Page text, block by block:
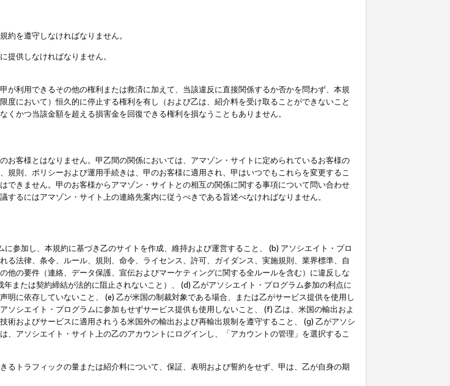
約を遵守しなければなりません。
提供しなければなりません。
利用できるその他の権利または救済に加えて、当該違反に直接関係するか否かを問わず、本規
において）恒久的に停止する権利を有し（および乙は、紹介料を受け取ることができないこと
かつ当該金額を超える損害金を回復できる権利を損なうこともありません。
客様とはなりません。甲乙間の関係においては、アマゾン・サイトに定められているお客様の
則、ポリシーおよび運用手続きは、甲のお客様に適用され、甲はいつでもこれらを変更するこ
できません。甲のお客様からアマゾン・サイトとの相互の関係に関する事項について問い合わせ
るにはアマゾン・サイト上の連絡先案内に従うべきである旨述べなければなりません。
参加し、本規約に基づき乙のサイトを作成、維持および運営すること、 (b) アソシエイト・プロ
法律、条令、ルール、規則、命令、ライセンス、許可、ガイダンス、実施規則、業界標準、自
の要件（連絡、データ保護、宣伝およびマーケティングに関する全ルールを含む）に違反しな
または契約締結が法的に阻止されないこと）、 (d) 乙がアソシエイト・プログラム参加の利点に
に依存していないこと、 (e) 乙が米国の制裁対象である場合、または乙がサービス提供を使用し
シエイト・プログラムに参加もせずサービス提供も使用しないこと、 (f) 乙は、米国の輸出およ
およびサービスに適用されうる米国外の輸出および再輸出規制を遵守すること、 (g) 乙がアソシ
アソシエイト・サイト上の乙のアカウントにログインし、「アカウントの管理」を選択するこ
トラフィックの量または紹介料について、保証、表明および誓約をせず、甲は、乙が自身の期